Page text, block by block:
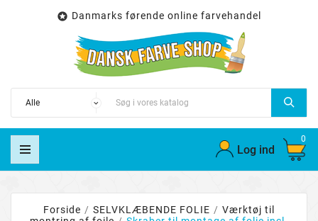
 Danmarks førende online farvehandel
Log ind
0
Forside SELVKLÆBENDE FOLIE
Værktøj til